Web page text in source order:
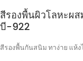
สีรองพื้นผิวโลหะผ
บี-922
สีรองพื้นกันสนิม ทาง่าย แห้ง